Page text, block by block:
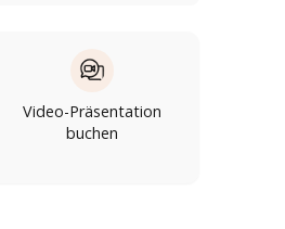
Video-Präsentation
buchen